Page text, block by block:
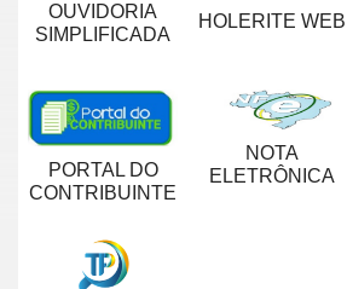
OUVIDORIA
SIMPLIFICADA
HOLERITE WEB
PORTAL DO
CONTRIBUINTE
NOTA
ELETRÔNICA